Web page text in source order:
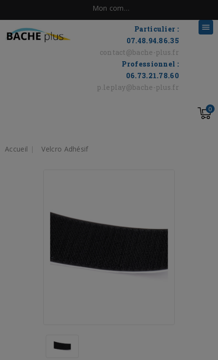
Mon compte
Particulier :
07.48.94.86.35
contact@bache-plus.fr
Professionnel :
06.73.21.78.60
p.leplay@bache-plus.fr

0
Accueil Velcro Adhésif